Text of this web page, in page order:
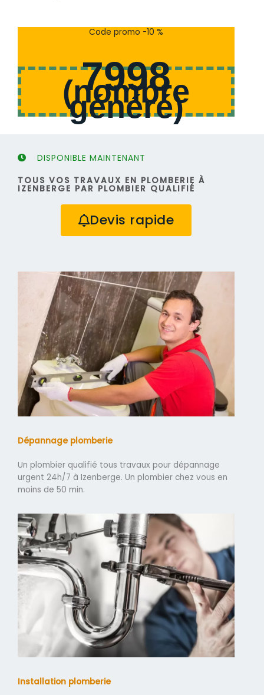
s
s
Code promo -10 %
7998
(nombre
généré)
DISPONIBLE MAINTENANT
TOUS VOS TRAVAUX EN PLOMBERIE À
IZENBERGE PAR PLOMBIER QUALIFIÉ
Devis rapide
Dépannage plomberie
Un plombier qualifié tous travaux pour dépannage
urgent 24h/7 à Izenberge. Un plombier chez vous en
moins de 50 min.
Installation plomberie